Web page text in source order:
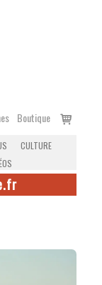
Boutique
Voir
CULTURE